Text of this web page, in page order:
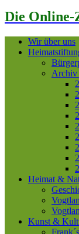
Die Online-
Wir über uns
Archiv
Heimat &
Kunst &